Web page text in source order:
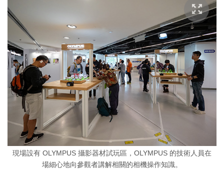
現場設有 OLYMPUS 攝影器材試玩區，OLYMPUS 的技術人員在
場細心地向參觀者講解相關的相機操作知識。